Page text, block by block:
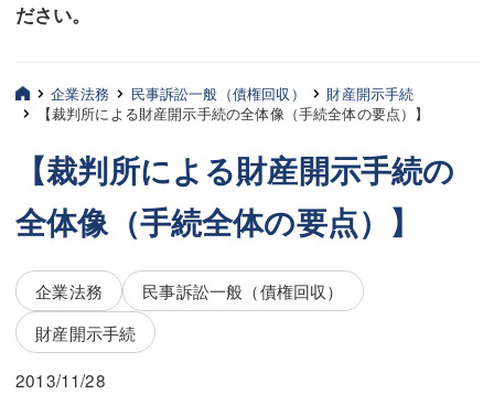
みずほ中央の特長・形式編
三平 聡史
酒井 博之
坂本 陽一
三平 隆史
吉元 優仁
ださい。
みずほ中央の特長・形式編
三平 聡史
酒井 博之
坂本 陽一
三平 隆史
吉元 優仁
企業法務 民事訴訟一般（債権回収）
財産開示手続
【裁判所による財産開示手続の全体像（手続全体の要点）】
【裁判所による財産開示手続の
全体像（手続全体の要点）】
企業法務
民事訴訟一般（債権回収）
財産開示手続
2013/11/28